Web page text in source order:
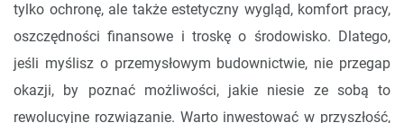
tylko ochronę, ale także estetyczny wygląd, komfort pracy,
oszczędności finansowe i troskę o środowisko. Dlatego,
jeśli myślisz o przemysłowym budownictwie, nie przegap
okazji, by poznać możliwości, jakie niesie ze sobą to
rewolucyjne rozwiązanie. Warto inwestować w przyszłość,